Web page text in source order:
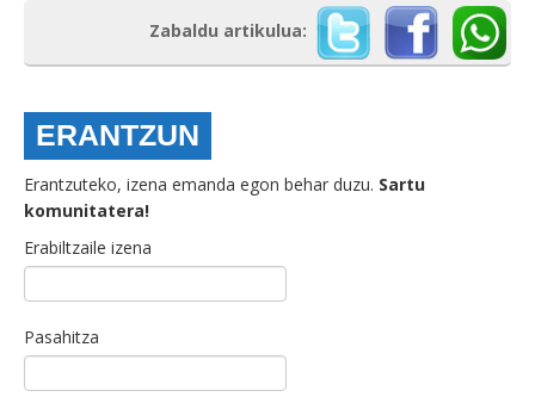
Zabaldu artikulua:
ERANTZUN
Erantzuteko, izena emanda egon behar duzu. Sartu
komunitatera!
Erabiltzaile izena
Pasahitza